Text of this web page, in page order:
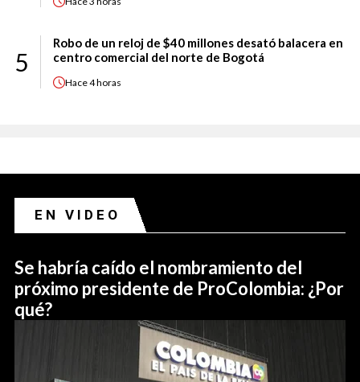
5
Robo de un reloj de $40 millones desató balacera en
centro comercial del norte de Bogotá
Hace4 horas
EN VIDEO
Se habría caído el nombramiento del
próximo presidente de ProColombia: ¿Por
qué?